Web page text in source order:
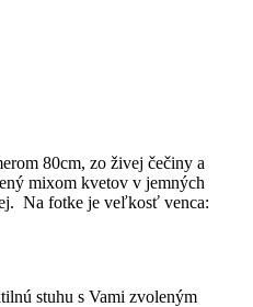
80cm, zo živej čečiny a
mixom kvetov v jemných
Na fotke je veľkosť venca:
stuhu s Vami zvoleným